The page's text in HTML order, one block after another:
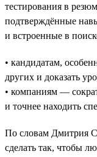
тестирования в
подтверждённые
и встроенные в
• кандидатам,
других и доказать
• компаниям —
и точнее находить
По словам Дмитрия
сделать так, чтобы